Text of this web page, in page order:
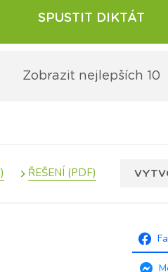
SPUSTIT DIKTÁT
Zobrazit nejlepších 10